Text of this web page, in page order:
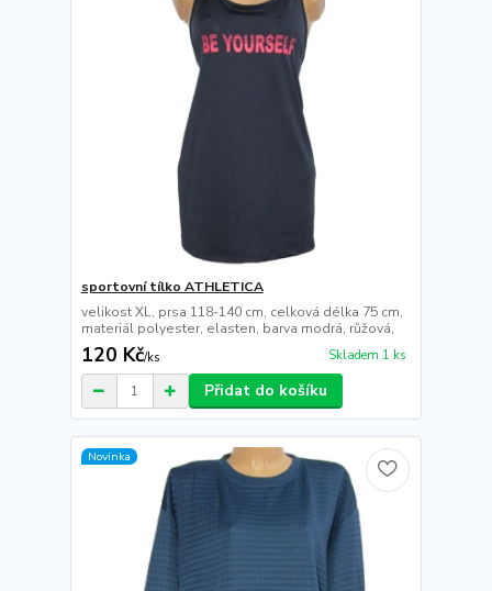
sportovní tílko ATHLETICA
velikost XL, prsa 118-140 cm, celková délka 75 cm,
materiál polyester, elasten, barva modrá, růžová,
120 Kč/ks Skladem 1 ks
Přidat do košíku
Novinka